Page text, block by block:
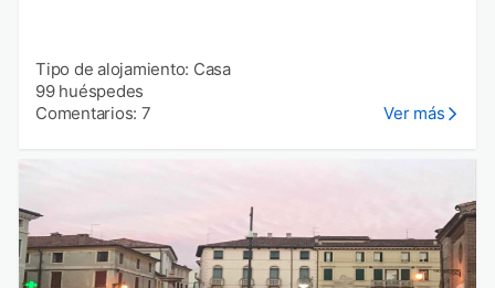
Tipo de alojamiento: Casa
99 huéspedes
Comentarios: 7
Ver más